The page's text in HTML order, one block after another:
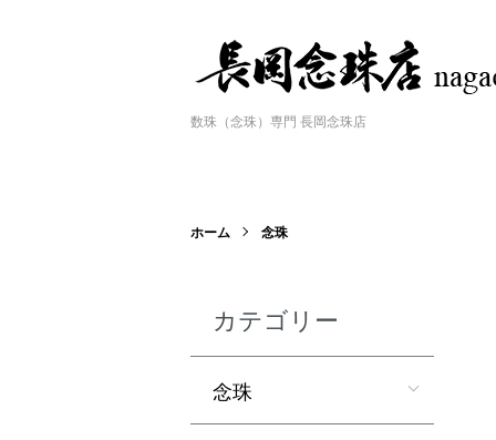
数珠（念珠）専門 長岡念珠店
ホーム 念珠
カテゴリー
念珠